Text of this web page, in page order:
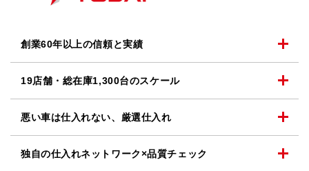
創業60年以上の信頼と実績
19店舗・総在庫1,300台のスケール
悪い車は仕入れない、 厳選仕入れ
独自の仕入れネットワーク×品質チェック